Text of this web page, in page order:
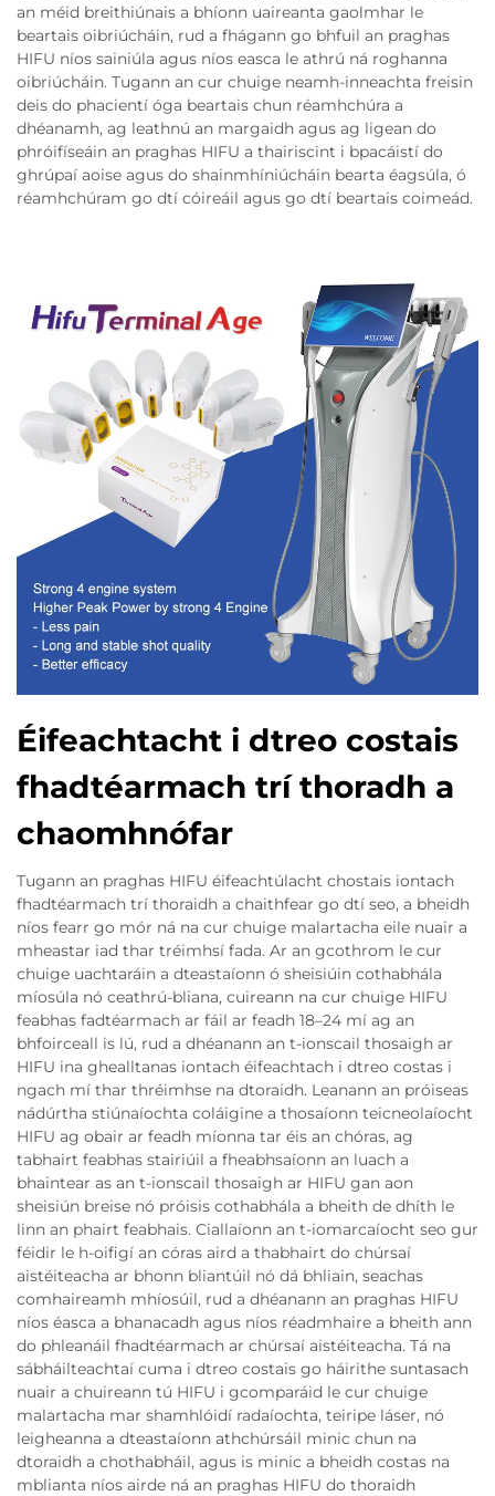
an méid breithiúnais a bhíonn uaireanta gaolmhar le
beartais oibriúcháin, rud a fhágann go bhfuil an praghas
HIFU níos sainiúla agus níos easca le athrú ná roghanna
oibriúcháin. Tugann an cur chuige neamh-inneachta freisin
deis do phacientí óga beartais chun réamhchúra a
dhéanamh, ag leathnú an margaidh agus ag ligean do
phróifíseáin an praghas HIFU a thairiscint i bpacáistí do
ghrúpaí aoise agus do shainmhíniúcháin bearta éagsúla, ó
réamhchúram go dtí cóireáil agus go dtí beartais coimeád.
Éifeachtacht i dtreo costais
fhadtéarmach trí thoradh a
chaomhnófar
Tugann an praghas HIFU éifeachtúlacht chostais iontach
fhadtéarmach trí thoraidh a chaithfear go dtí seo, a bheidh
níos fearr go mór ná na cur chuige malartacha eile nuair a
mheastar iad thar tréimhsí fada. Ar an gcothrom le cur
chuige uachtaráin a dteastaíonn ó sheisiúin cothabhála
míosúla nó ceathrú-bliana, cuireann na cur chuige HIFU
feabhas fadtéarmach ar fáil ar feadh 18–24 mí ag an
bhfoirceall is lú, rud a dhéanann an t-ionscail thosaigh ar
HIFU ina ghealltanas iontach éifeachtach i dtreo costas i
ngach mí thar thréimhse na dtoraidh. Leanann an próiseas
nádúrtha stiúnaíochta coláigine a thosaíonn teicneolaíocht
HIFU ag obair ar feadh míonna tar éis an chóras, ag
tabhairt feabhas stairiúil a fheabhsaíonn an luach a
bhaintear as an t-ionscail thosaigh ar HIFU gan aon
sheisiún breise nó próisis cothabhála a bheith de dhíth le
linn an phairt feabhais. Ciallaíonn an t-iomarcaíocht seo gur
féidir le h-oifigí an córas aird a thabhairt do chúrsaí
aistéiteacha ar bhonn bliantúil nó dá bhliain, seachas
comhaireamh mhíosúil, rud a dhéanann an praghas HIFU
níos éasca a bhanacadh agus níos réadmhaire a bheith ann
do phleanáil fhadtéarmach ar chúrsaí aistéiteacha. Tá na
sábháilteachtaí cuma i dtreo costais go háirithe suntasach
nuair a chuireann tú HIFU i gcomparáid le cur chuige
malartacha mar shamhlóidí radaíochta, teiripe láser, nó
leigheanna a dteastaíonn athchúrsáil minic chun na
dtoraidh a chothabháil, agus is minic a bheidh costas na
mblianta níos airde ná an praghas HIFU do thoraidh